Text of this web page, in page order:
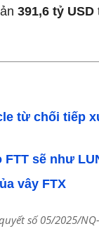
391,6 tỷ USD
từ chối tiếp
FTT sẽ như
vây FTX
số 05/2025/